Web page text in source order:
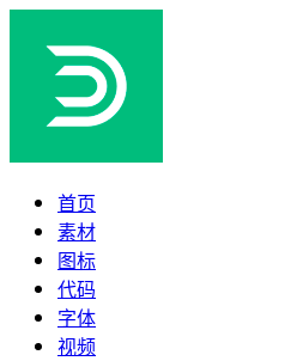
首页
素材
图标
代码
字体
视频